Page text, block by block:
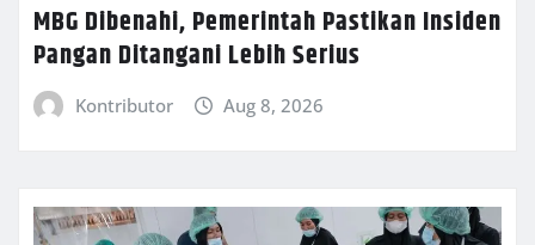
MBG Dibenahi, Pemerintah Pastikan Insiden
Pangan Ditangani Lebih Serius
Kontributor Aug 8, 2026